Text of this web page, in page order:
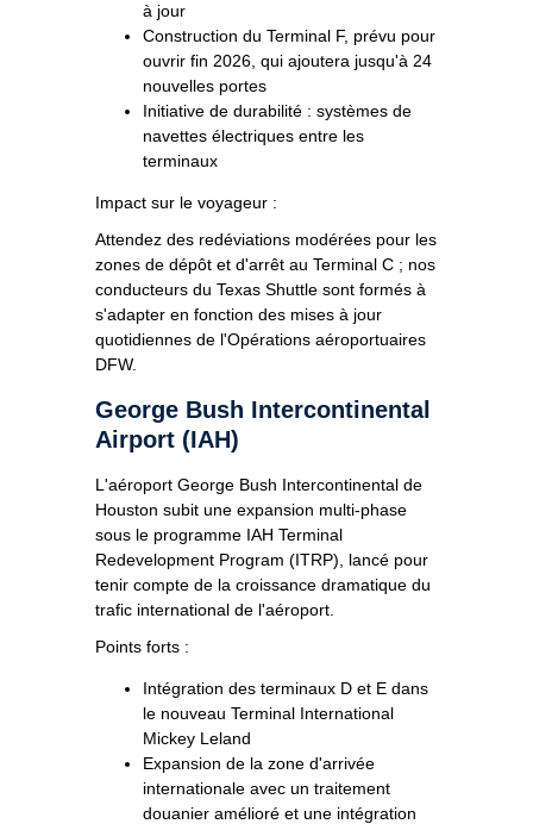
à jour
Construction du Terminal F, prévu pour
ouvrir fin 2026, qui ajoutera jusqu'à 24
nouvelles portes
Initiative de durabilité : systèmes de
navettes électriques entre les
terminaux
Impact sur le voyageur :
Attendez des redéviations modérées pour les
zones de dépôt et d'arrêt au Terminal C ; nos
conducteurs du Texas Shuttle sont formés à
s'adapter en fonction des mises à jour
quotidiennes de l'Opérations aéroportuaires
DFW.
George Bush Intercontinental
Airport (IAH)
L'aéroport George Bush Intercontinental de
Houston subit une expansion multi-phase
sous le programme IAH Terminal
Redevelopment Program (ITRP), lancé pour
tenir compte de la croissance dramatique du
trafic international de l'aéroport.
Points forts :
Intégration des terminaux D et E dans
le nouveau Terminal International
Mickey Leland
Expansion de la zone d'arrivée
internationale avec un traitement
douanier amélioré et une intégration